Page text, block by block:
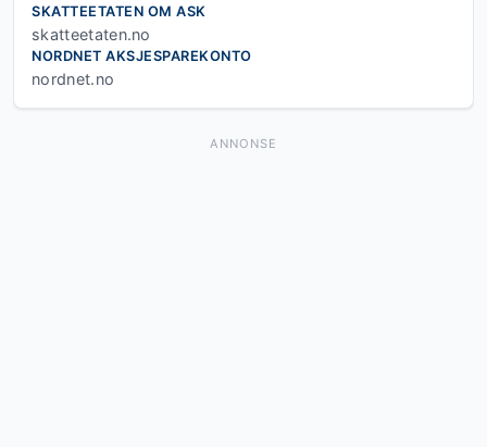
SKATTEETATEN OM ASK
skatteetaten.no
NORDNET AKSJESPAREKONTO
nordnet.no
ANNONSE